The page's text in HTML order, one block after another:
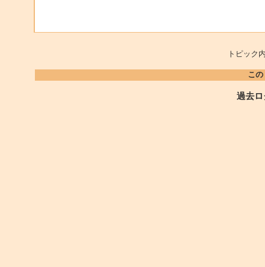
トピッ
こ
過去